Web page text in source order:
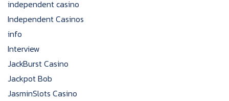
independent casino
Independent Casinos
info
Interview
JackBurst Casino
Jackpot Bob
JasminSlots Casino